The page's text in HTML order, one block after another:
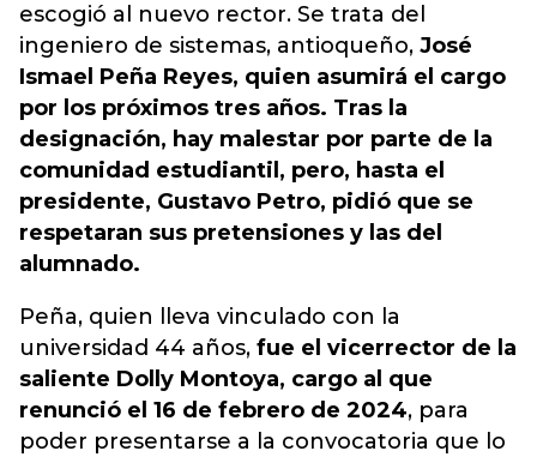
escogió al nuevo rector. Se trata del
ingeniero de sistemas, antioqueño, José
Ismael Peña Reyes, quien asumirá el cargo
por los próximos tres años. Tras la
designación, hay malestar por parte de la
comunidad estudiantil, pero, hasta el
presidente, Gustavo Petro, pidió que se
respetaran sus pretensiones y las del
alumnado.
Peña, quien lleva vinculado con la
universidad 44 años, fue el vicerrector de la
saliente Dolly Montoya, cargo al que
renunció el 16 de febrero de 2024, para
poder presentarse a la convocatoria que lo